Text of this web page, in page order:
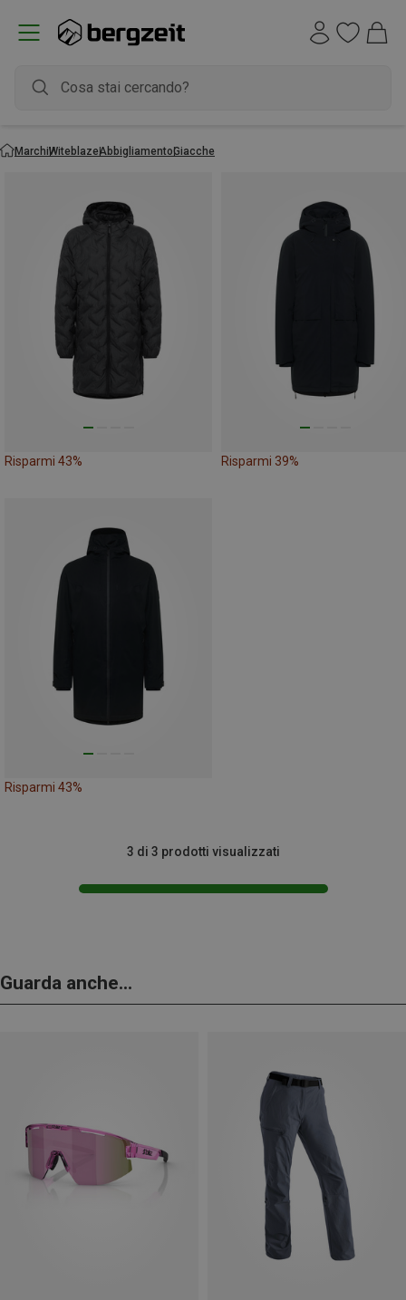
MarchiWiteblazeAbbigliamentoGiacche
Risparmi 43% Risparmi 39%
Risparmi 43%
3 di 3 prodotti visualizzati
Guarda anche...